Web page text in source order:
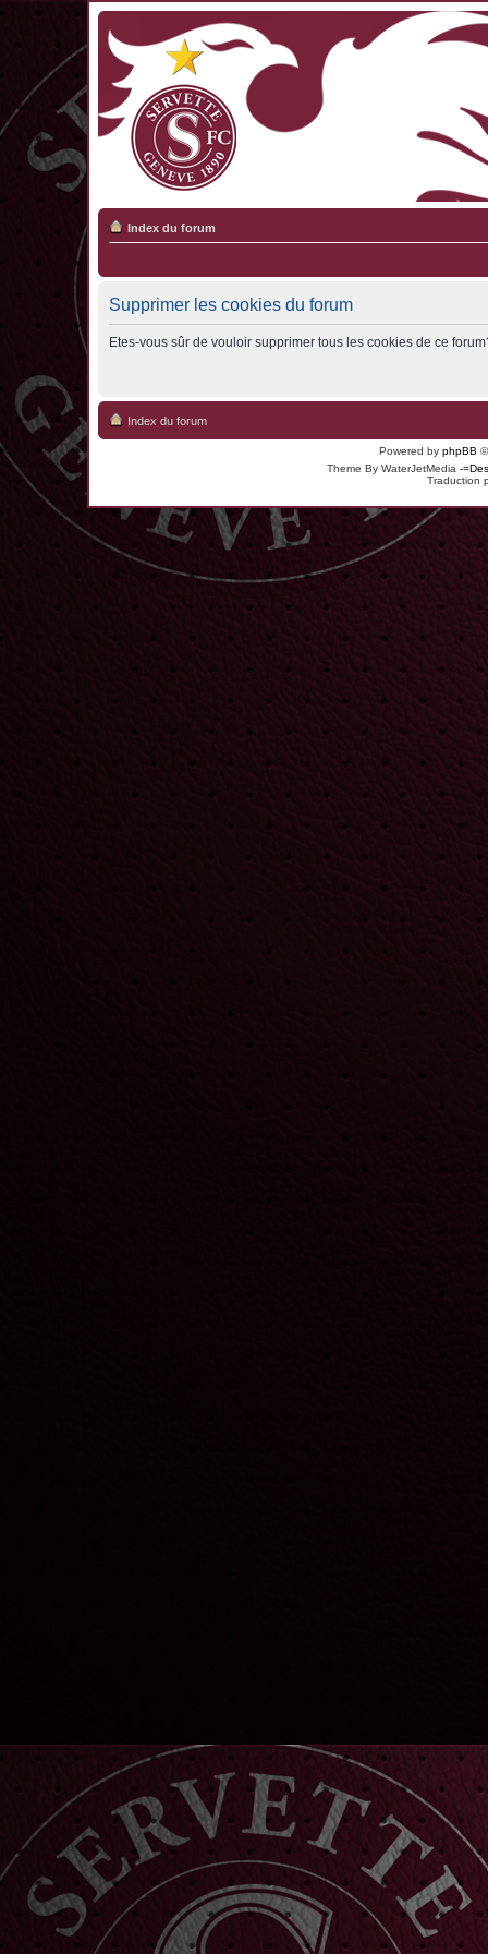
Index du forum
Supprimer les cookies du forum
Etes-vous sûr de vouloir supprimer tous les cookies de ce
Index du forum
Powered by phpBB
Theme By WaterJetMedia -
Traduction